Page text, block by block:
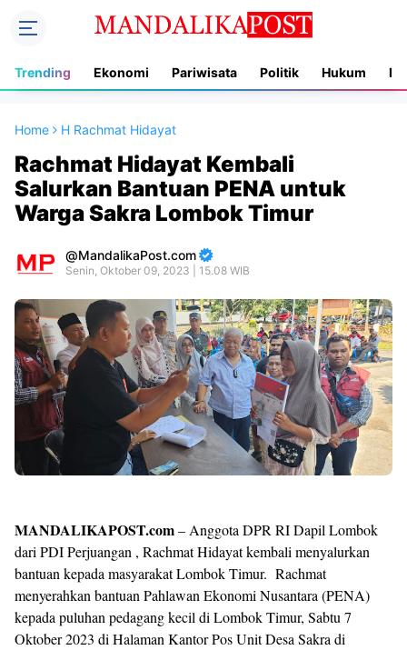
Trending Ekonomi Pariwisata Politik Hukum
Home H Rachmat Hidayat
Rachmat Hidayat Kembali
Salurkan Bantuan PENA untuk
Warga Sakra Lombok Timur
MandalikaPost.com
Senin, Oktober 09, 2023 | 15.08 WIB
MANDALIKAPOST.com– Anggota DPR RI Dapil Lombok
dari PDI Perjuangan , Rachmat Hidayat kembali menyalurkan
bantuan kepada masyarakat Lombok Timur. Rachmat
menyerahkan bantuan Pahlawan Ekonomi Nusantara (PENA)
kepada puluhan pedagang kecil di Lombok Timur, Sabtu 7
Oktober 2023 di Halaman Kantor Pos Unit Desa Sakra di